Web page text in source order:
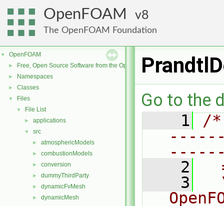
OpenFOAM 8
The OpenFOAM Foundation
▼ OpenFOAM
► Free, Open Source Software from the OpenFOAM Foundation
► Namespaces
► Classes
▼ Files
▼ File List
► applications
▼ src
► atmosphericModels
► combustionModels
► conversion
► dummyThirdParty
► dynamicFvMesh
► dynamicMesh
Go to the
    1
/
    2
    3